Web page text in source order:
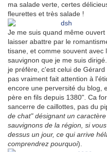
ma salade verte, certes
fleurettes et très salade !
Je me suis quand même
laisser abattre par le
tisane, et comme souvent avec
sauvignon que je me suis
je préfère, c'est celui de
pas vraiment fait attention à
encore une perversité du blog,
père en fils depuis 1380". Ca
sancerre de caillottes, pas du
de chat" désignant un
sauvignons de la région, si
dessus un jour, ce qui arrive
comprendrez pourquoi).